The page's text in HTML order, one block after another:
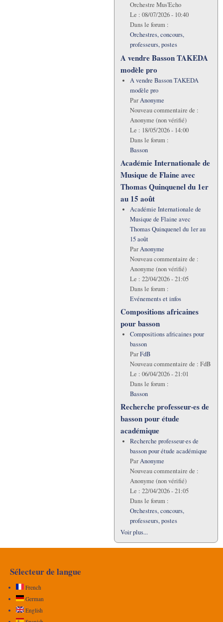
Orchestre Mus'Echo
Le : 08/07/2026 - 10:40
Dans le forum :
Orchestres, concours,
professeurs, postes
A vendre Basson TAKEDA
modèle pro
A vendre Basson TAKEDA
modèle pro
ParAnonyme
Nouveau commentaire de :
Anonyme (non vérifié)
Le : 18/05/2026 - 14:00
Dans le forum :
Basson
Académie Internationale de
Musique de Flaine avec
Thomas Quinquenel du 1er
au 15 août
Académie Internationale de
Musique de Flaine avec
Thomas Quinquenel du 1er au
15 août
ParAnonyme
Nouveau commentaire de :
Anonyme (non vérifié)
Le : 22/04/2026 - 21:05
Dans le forum :
Evénements et infos
Compositions africaines
pour basson
Compositions africaines pour
basson
ParFdB
Nouveau commentaire de : FdB
Le : 06/04/2026 - 21:01
Dans le forum :
Basson
Recherche professeur·es de
basson pour étude
académique
Recherche professeur·es de
basson pour étude académique
ParAnonyme
Nouveau commentaire de :
Anonyme (non vérifié)
Le : 22/04/2026 - 21:05
Dans le forum :
Orchestres, concours,
professeurs, postes
Voir plus...
Sélecteur de langue
French
German
English